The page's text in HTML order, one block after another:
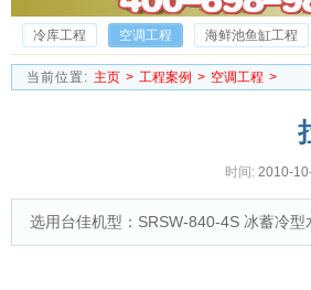
冷库工程 空调工程 海鲜池鱼缸工程
当前位置: 主页 > 工程案例 > 空调工程 >
时间: 2010-
选用台佳机型：SRSW-840-4S 冰蓄冷型